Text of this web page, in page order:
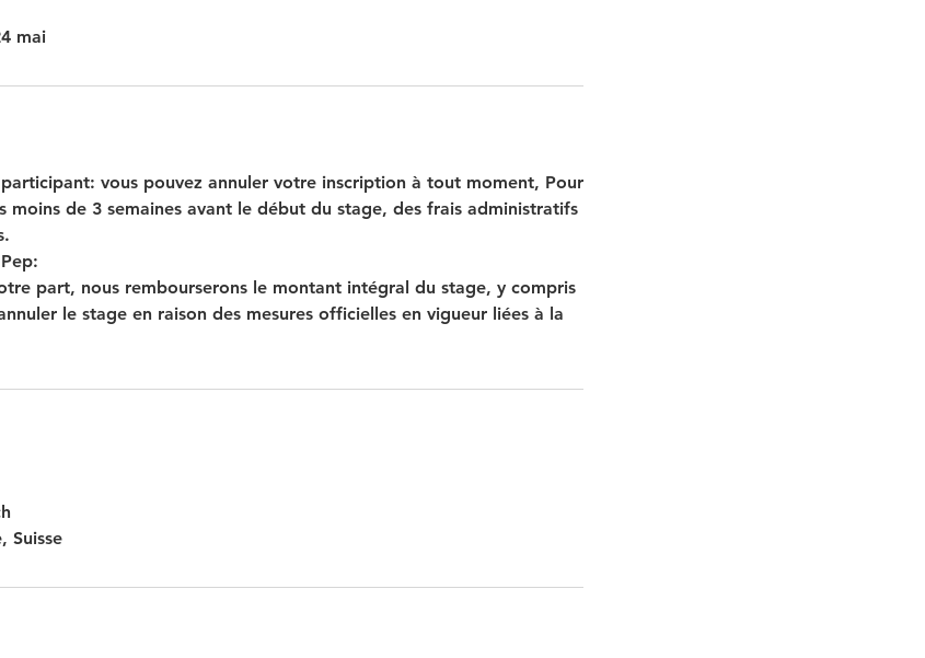
mai
vous pouvez annuler votre inscription à tout moment, Pour
moins de 3 semaines avant le début du stage, des frais administratifs
part, nous rembourserons le montant intégral du stage, y compris
le stage en raison des mesures officielles en vigueur liées à la
Suisse